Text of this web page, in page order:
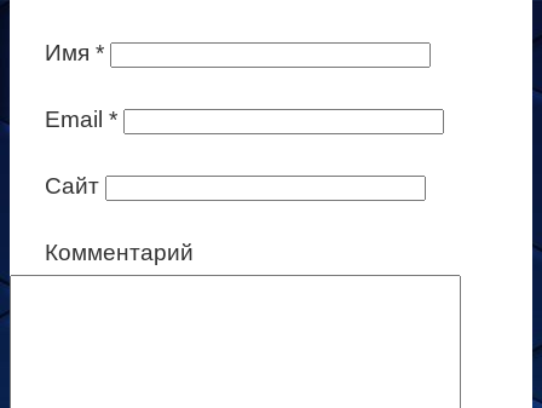
Имя *
Email *
Сайт
Комментарий